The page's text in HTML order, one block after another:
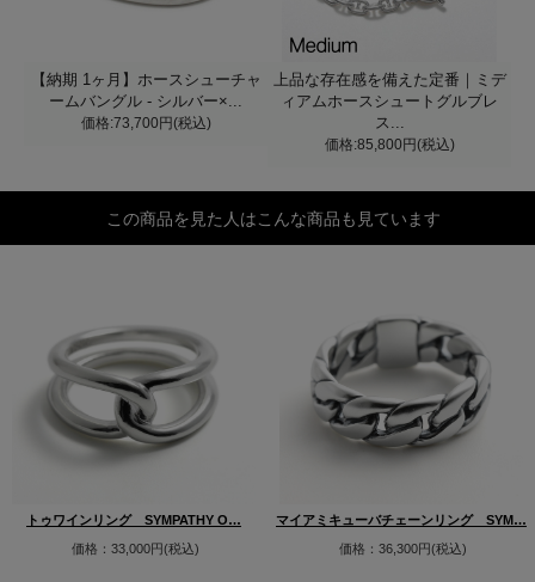
【納期 1ヶ月】ホースシューチャ
ームバングル - シルバー×...
価格:73,700円(税込)
上品な存在感を備えた定番｜ミデ
ィアムホースシュートグルブレ
ス...
価格:85,800円(税込)
この商品を見た人はこんな商品も見ています
トゥワインリング SYMPATHY O…
価格：33,000円(税込)
マイアミキューバチェーンリング SYM…
価格：36,300円(税込)